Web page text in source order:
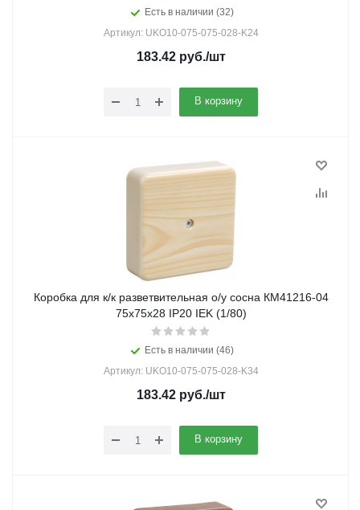
Есть в наличии (32)
Артикул: UKO10-075-075-028-K24
183.42руб./шт
В корзину
Коробка для к/к разветвительная о/у сосна КМ41216-04
75х75х28 IP20 IEK (1/80)
Есть в наличии (46)
Артикул: UKO10-075-075-028-K34
183.42руб./шт
В корзину